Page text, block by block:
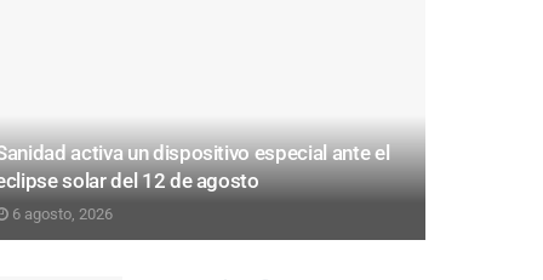
activa un dispositivo especial ante el
solar del 12 de agosto
6 agosto, 2026